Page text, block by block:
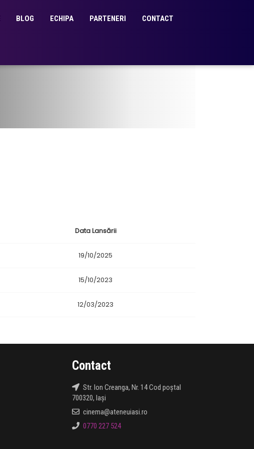
BLOG ECHIPA PARTENERI CONTACT
Data Lansării
19/10/2025
15/10/2023
12/03/2023
Contact
Str. Ion Creanga, Nr. 14 Cod poștal
700320, Iași
cinema@ateneuiasi.ro
0770 227 524